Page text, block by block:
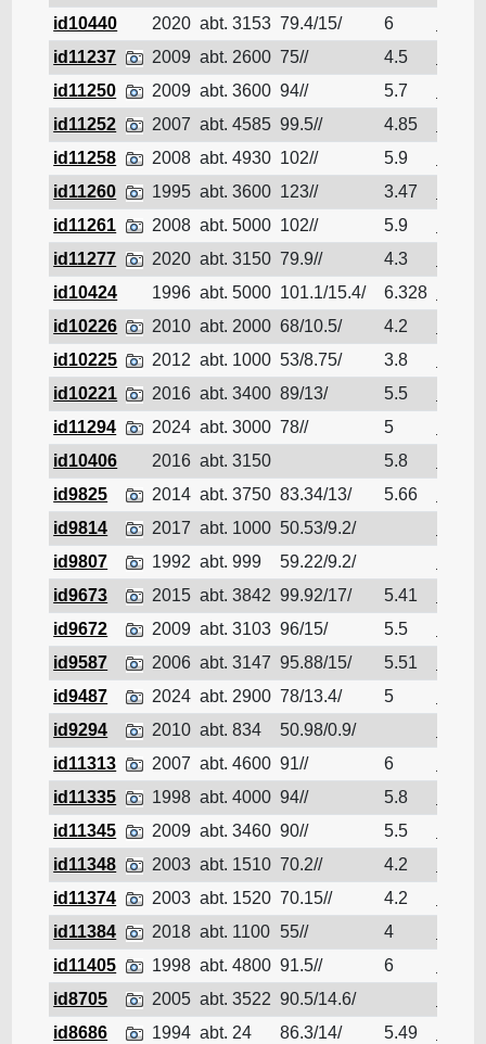
id10440
2020 abt. 3153 79.4/15/ 6
id11237
2009 abt. 2600 75// 4.5
id11250
2009 abt. 3600 94// 5.7
id11252
2007 abt. 4585 99.5// 4.85
id11258
2008 abt. 4930 102// 5.9
id11260
1995 abt. 3600 123// 3.47
id11261
2008 abt. 5000 102// 5.9
id11277
2020 abt. 3150 79.9// 4.3
id10424
1996 abt. 5000 101.1/15.4/ 6.328
id10226
2010 abt. 2000 68/10.5/ 4.2
id10225
2012 abt. 1000 53/8.75/ 3.8
id10221
2016 abt. 3400 89/13/ 5.5
id11294
2024 abt. 3000 78// 5
id10406
2016 abt. 3150 5.8
id9825
2014 abt. 3750 83.34/13/ 5.66
id9814
2017 abt. 1000 50.53/9.2/
id9807
1992 abt. 999 59.22/9.2/
id9673
2015 abt. 3842 99.92/17/ 5.41
id9672
2009 abt. 3103 96/15/ 5.5
id9587
2006 abt. 3147 95.88/15/ 5.51
id9487
2024 abt. 2900 78/13.4/ 5
id9294
2010 abt. 834 50.98/0.9/
id11313
2007 abt. 4600 91// 6
id11335
1998 abt. 4000 94// 5.8
id11345
2009 abt. 3460 90// 5.5
id11348
2003 abt. 1510 70.2// 4.2
id11374
2003 abt. 1520 70.15// 4.2
id11384
2018 abt. 1100 55// 4
id11405
1998 abt. 4800 91.5// 6
id8705
2005 abt. 3522 90.5/14.6/
id8686
1994 abt. 24 86.3/14/ 5.49